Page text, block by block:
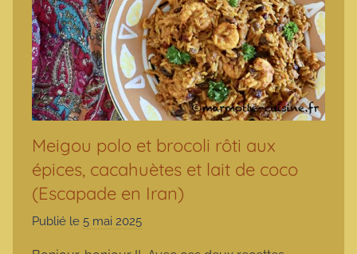
Meigou polo et brocoli rôti aux
épices, cacahuètes et lait de coco
(Escapade en Iran)
Publié le 5 mai 2025